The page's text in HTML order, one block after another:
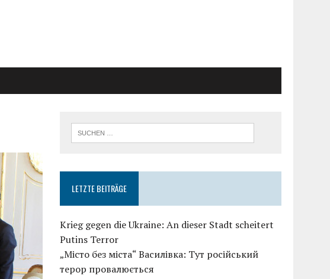
LETZTE BEITRÄGE
Krieg gegen die Ukraine: An dieser Stadt scheitert
Putins Terror
„Місто без міста“ Василівка: Тут російський
терор провалюється